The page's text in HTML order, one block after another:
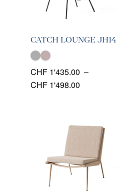
CATCH LOUNGE JH14
CHF 1'435.00 –
CHF 1'498.00
CHF 1'435.00
CHF 1'498.00